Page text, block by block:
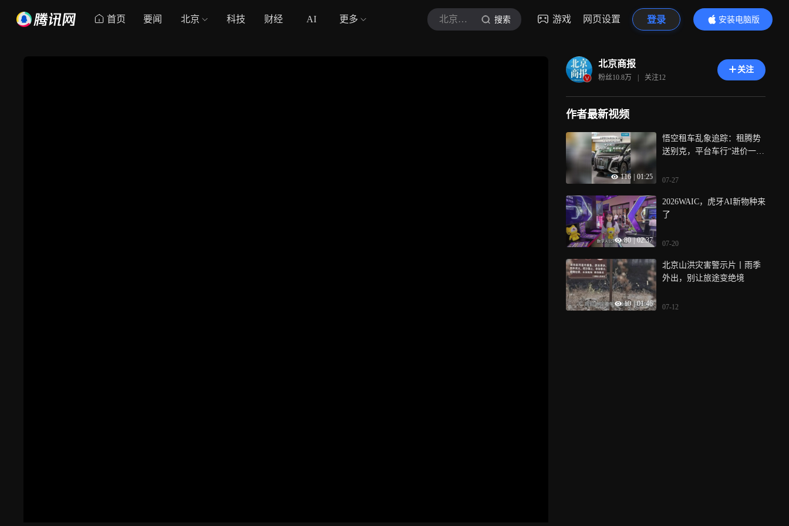
首页 要闻 北京 科技 财经 AI 更多 北京商报 搜索 游戏 网页设置 登录
安装电脑版
内容更精彩
北京商报
粉丝10.8万 | 关注12
关注
作者最新视频
116 01:25
悟空租车乱象追踪：租腾势
送别克，平台车行“进价一
07-27
80 | 02:37
2026WAIC，虎牙AI新物种来
了
07-20
10 | 01:46
北京山洪灾害警示片丨雨季
外出，别让旅途变绝境
07-12